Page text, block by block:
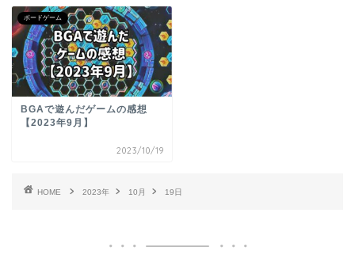
ボードゲーム
BGAで遊んだゲームの感想
【2023年9月】
2023/10/19
HOME 2023年 10月 19日